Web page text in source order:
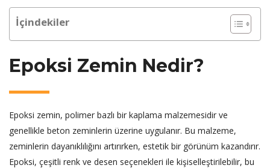
İçindekiler
Epoksi Zemin Nedir?
Epoksi zemin, polimer bazlı bir kaplama malzemesidir ve
genellikle beton zeminlerin üzerine uygulanır. Bu malzeme,
zeminlerin dayanıklılığını artırırken, estetik bir görünüm kazandırır.
Epoksi, çeşitli renk ve desen seçenekleri ile kişiselleştirilebilir, bu